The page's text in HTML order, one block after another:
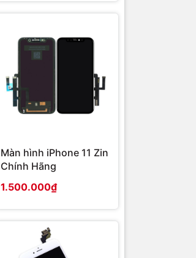
Màn hình iPhone 11 Zin
Chính Hãng
1.500.000₫